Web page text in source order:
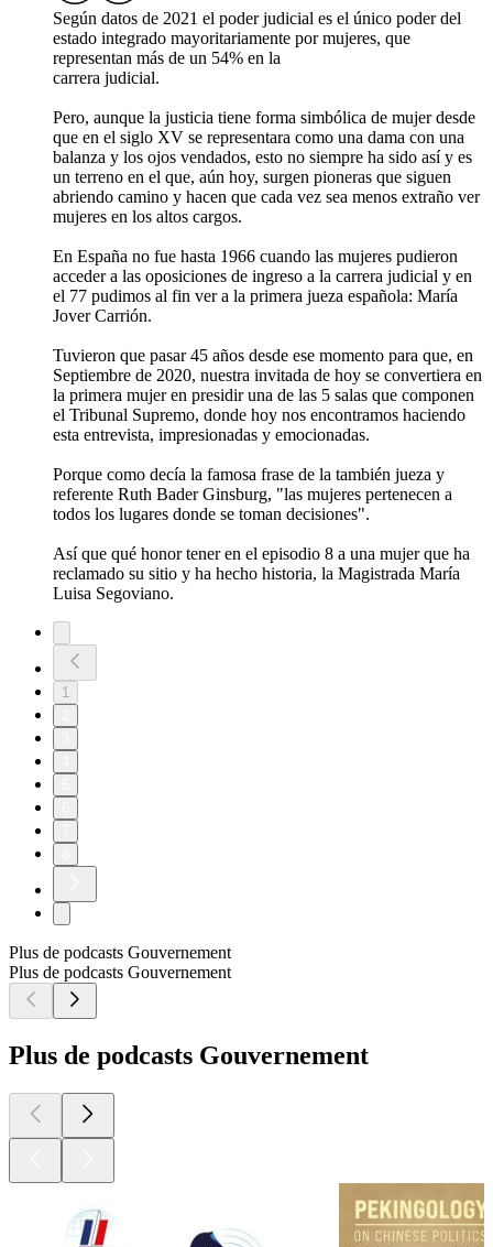
Según datos de 2021 el poder judicial es el único poder del
estado integrado mayoritariamente por mujeres, que
representan más de un 54% en la
carrera judicial.
Pero, aunque la justicia tiene forma simbólica de mujer desde
que en el siglo XV se representara como una dama con una
balanza y los ojos vendados, esto no siempre ha sido así y es
un terreno en el que, aún hoy, surgen pioneras que siguen
abriendo camino y hacen que cada vez sea menos extraño ver
mujeres en los altos cargos.
En España no fue hasta 1966 cuando las mujeres pudieron
acceder a las oposiciones de ingreso a la carrera judicial y en
el 77 pudimos al fin ver a la primera jueza española: María
Jover Carrión.
Tuvieron que pasar 45 años desde ese momento para que, en
Septiembre de 2020, nuestra invitada de hoy se convertiera en
la primera mujer en presidir una de las 5 salas que componen
el Tribunal Supremo, donde hoy nos encontramos haciendo
esta entrevista, impresionadas y emocionadas.
Porque como decía la famosa frase de la también jueza y
referente Ruth Bader Ginsburg, "las mujeres pertenecen a
todos los lugares donde se toman decisiones".
Así que qué honor tener en el episodio 8 a una mujer que ha
reclamado su sitio y ha hecho historia, la Magistrada María
Luisa Segoviano.
1
Plus de podcasts Gouvernement
Plus de podcasts Gouvernement
Plus de podcasts Gouvernement